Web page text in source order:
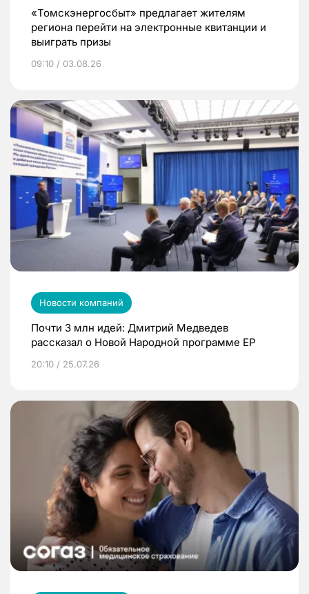
«Томскэнергосбыт» предлагает жителям
региона перейти на электронные квитанции и
выиграть призы
09:10 / 03.08.26
Новости компаний
Почти 3 млн идей: Дмитрий Медведев
рассказал о Новой Народной программе ЕР
20:10 / 25.07.26